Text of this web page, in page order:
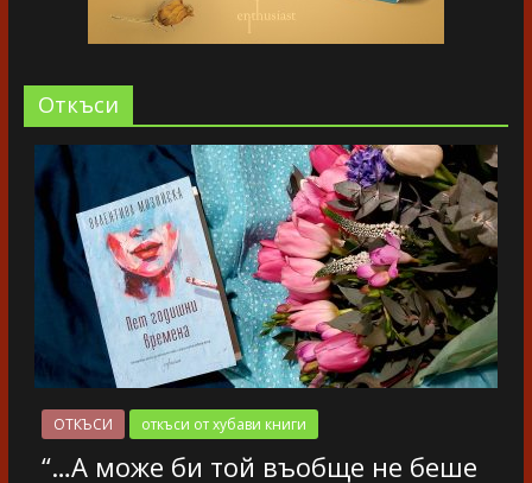
Oткъси
ОТКЪСИ откъси от хубави книги
“…А може би той въобще не беше